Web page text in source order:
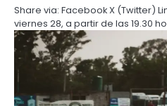
Share via: Facebook X (Twitter)
viernes 28, a partir de las 19.30